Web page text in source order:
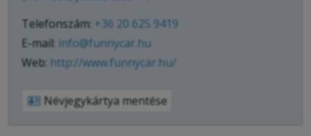
Telefonszám: +36 20 625 9419
E-mail: info@funnycar.hu
Web: http://www.funnycar.hu/
Névjegykártya mentése